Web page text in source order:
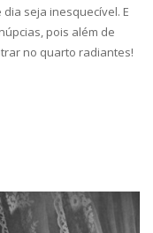
seja inesquecível. E
pois além de
no quarto radiantes!